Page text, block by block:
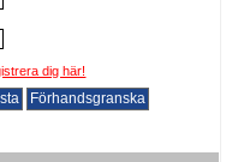
dig här!